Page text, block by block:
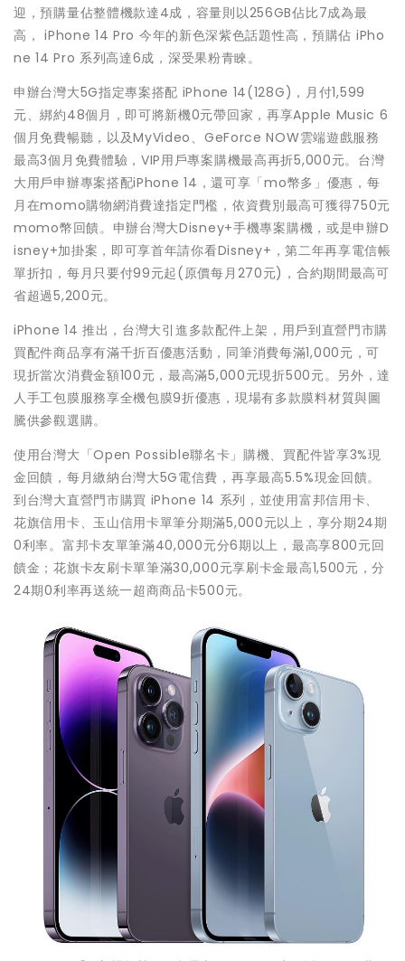
迎，預購量佔整體機款達4成，容量則以256GB佔比7成為最
高， iPhone 14 Pro 今年的新色深紫色話題性高，預購佔 iPho
ne 14 Pro 系列高達6成，深受果粉青睞。
申辦台灣大5G指定專案搭配 iPhone 14(128G)，月付1,599
元、綁約48個月，即可將新機0元帶回家，再享Apple Music 6
個月免費暢聽，以及MyVideo、GeForce NOW雲端遊戲服務
最高3個月免費體驗，VIP用戶專案購機最高再折5,000元。台灣
大用戶申辦專案搭配iPhone 14，還可享「mo幣多」優惠，每
月在momo購物網消費達指定門檻，依資費別最高可獲得750元
momo幣回饋。申辦台灣大Disney+手機專案購機，或是申辦D
isney+加掛案，即可享首年請你看Disney+，第二年再享電信帳
單折扣，每月只要付99元起(原價每月270元)，合約期間最高可
省超過5,200元。
iPhone 14 推出，台灣大引進多款配件上架，用戶到直營門市購
買配件商品享有滿千折百優惠活動，同筆消費每滿1,000元，可
現折當次消費金額100元，最高滿5,000元現折500元。另外，達
人手工包膜服務享全機包膜9折優惠，現場有多款膜料材質與圖
騰供參觀選購。
使用台灣大「Open Possible聯名卡」購機、買配件皆享3%現
金回饋，每月繳納台灣大5G電信費，再享最高5.5%現金回饋。
到台灣大直營門市購買 iPhone 14 系列，並使用富邦信用卡、
花旗信用卡、玉山信用卡單筆分期滿5,000元以上，享分期24期
0利率。富邦卡友單筆滿40,000元分6期以上，最高享800元回
饋金；花旗卡友刷卡單筆滿30,000元享刷卡金最高1,500元，分
24期0利率再送統一超商商品卡500元。